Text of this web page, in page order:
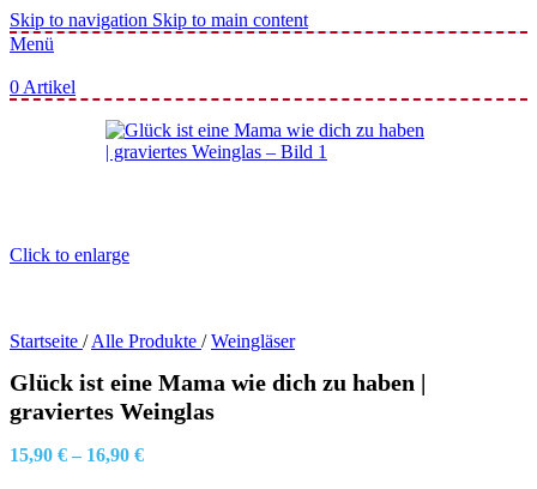
Skip to navigation Skip to main content
Menü
0 Artikel
Click to enlarge
Startseite / Alle Produkte / Weingläser
Glück ist eine Mama wie dich zu haben |
graviertes Weinglas
15,90 € – 16,90 €